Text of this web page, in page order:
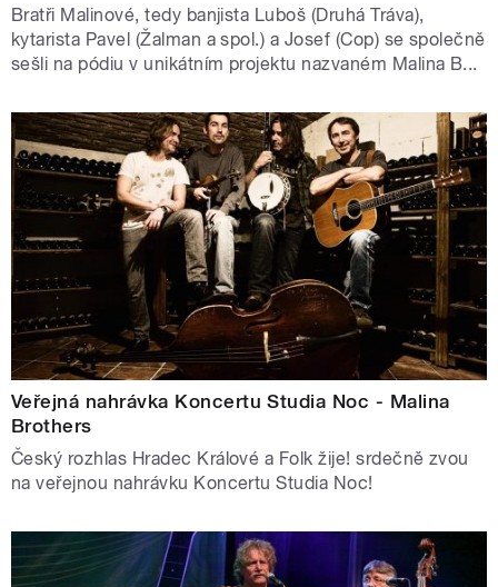
Bratři Malinové, tedy banjista Luboš (Druhá Tráva),
kytarista Pavel (Žalman a spol.) a Josef (Cop) se společně
sešli na pódiu v unikátním projektu nazvaném Malina B...
Veřejná nahrávka Koncertu Studia Noc - Malina
Brothers
Český rozhlas Hradec Králové a Folk žije! srdečně zvou
na veřejnou nahrávku Koncertu Studia Noc!